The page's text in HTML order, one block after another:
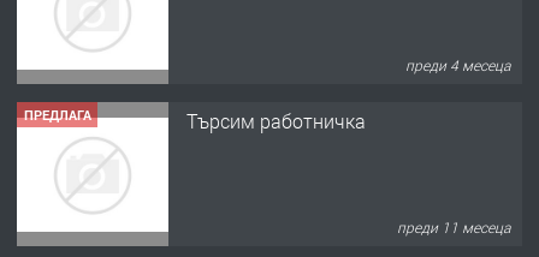
преди 4 месеца
ПРЕДЛАГА Търсим работничка
преди 11 месеца